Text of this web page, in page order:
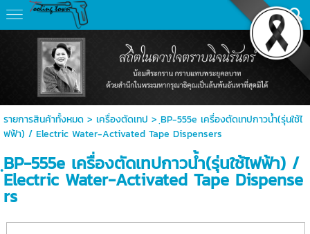
รายการสินค้าทั้งหมด> เครื่องตัดเทป > ฺBP-555e เครื่องตัดเทปกาวน้ำ(รุ่นใช้ไ
ฟฟ้า) / Electric Water-Activated Tape Dispensers
ฺBP-555e เครื่องตัดเทปกาวน้ำ(รุ่นใช้ไฟฟ้า) /
Electric Water-Activated Tape Dispense
rs